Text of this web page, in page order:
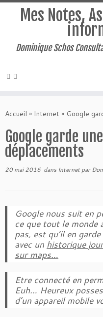
au
Mes Notes,
Dominique Schos
Accueil » Internet » Google
Google garde
déplacements
20 mai 2016 dans Internetpar
Google nous suit en
ce que tout le monde
pas, est qu’il en
avec un historique
sur maps…
Etre connecté en
Euh… Heureux
d’un appareil mobile